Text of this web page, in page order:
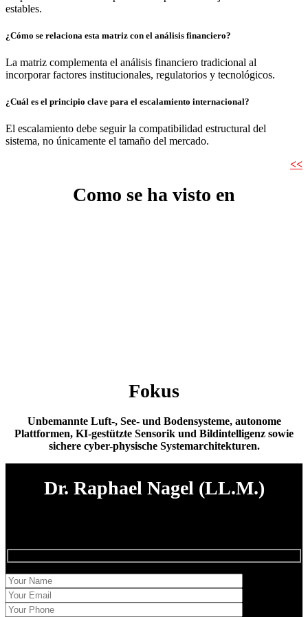
estables.
¿Cómo se relaciona esta matriz con el análisis financiero?
La matriz complementa el análisis financiero tradicional al
incorporar factores institucionales, regulatorios y tecnológicos.
¿Cuál es el principio clave para el escalamiento internacional?
El escalamiento debe seguir la compatibilidad estructural del
sistema, no únicamente el tamaño del mercado.
<<
Como se ha visto en
Fokus
Unbemannte Luft-, See- und Bodensysteme, autonome
Plattformen, KI-gestützte Sensorik und Bildintelligenz sowie
sichere cyber-physische Systemarchitekturen.
Dr. Raphael Nagel (LL.M.)